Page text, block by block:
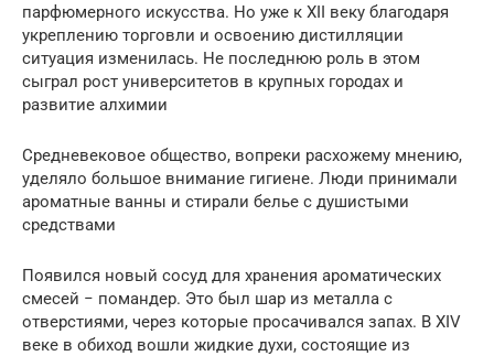
парфюмерного искусства. Но уже к XII веку благодаря
укреплению торговли и освоению дистилляции
ситуация изменилась. Не последнюю роль в этом
сыграл рост университетов в крупных городах и
развитие алхимии
Средневековое общество, вопреки расхожему мнению,
уделяло большое внимание гигиене. Люди принимали
ароматные ванны и стирали белье с душистыми
средствами
Появился новый сосуд для хранения ароматических
смесей − помандер. Это был шар из металла с
отверстиями, через которые просачивался запах. В XIV
веке в обиход вошли жидкие духи, состоящие из